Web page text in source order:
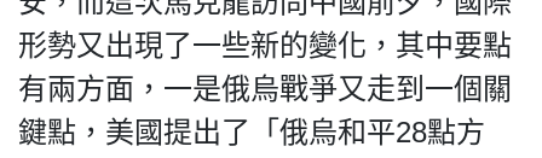
形勢又出現了一些新的變化，其中要點
有兩方面，一是俄烏戰爭又走到一個關
鍵點，美國提出了「俄烏和平28點方